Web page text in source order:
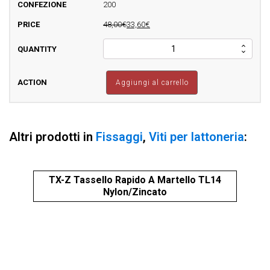
200
48,00€33,60€
VSXR
Ramata
quantità
Aggiungi al carrello
Altri prodotti in Fissaggi, Viti per lattoneria:
TX-Z Tassello Rapido A Martello TL14
Nylon/Zincato